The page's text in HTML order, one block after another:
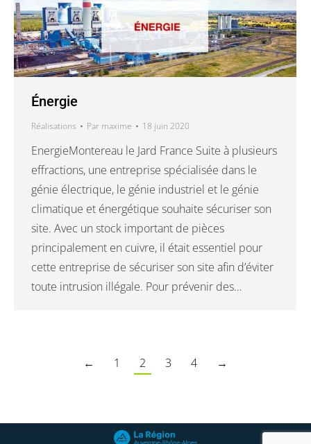
Énergie
Réalisations Par maxime 18 juin 2020
EnergieMontereau le Jard France Suite à plusieurs
effractions, une entreprise spécialisée dans le
génie électrique, le génie industriel et le génie
climatique et énergétique souhaite sécuriser son
site. Avec un stock important de pièces
principalement en cuivre, il était essentiel pour
cette entreprise de sécuriser son site afin d’éviter
toute intrusion illégale. Pour prévenir des…
← 1 2 3 4 →